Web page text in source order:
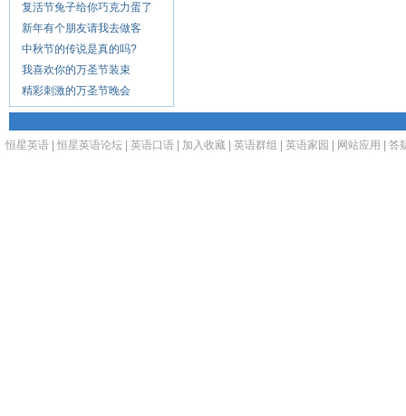
复活节兔子给你巧克力蛋了
新年有个朋友请我去做客
中秋节的传说是真的吗?
我喜欢你的万圣节装束
精彩刺激的万圣节晚会
恒星英语 恒星英语论坛 英语口语 加入收藏 英语群组 英语家园 网站应用 答